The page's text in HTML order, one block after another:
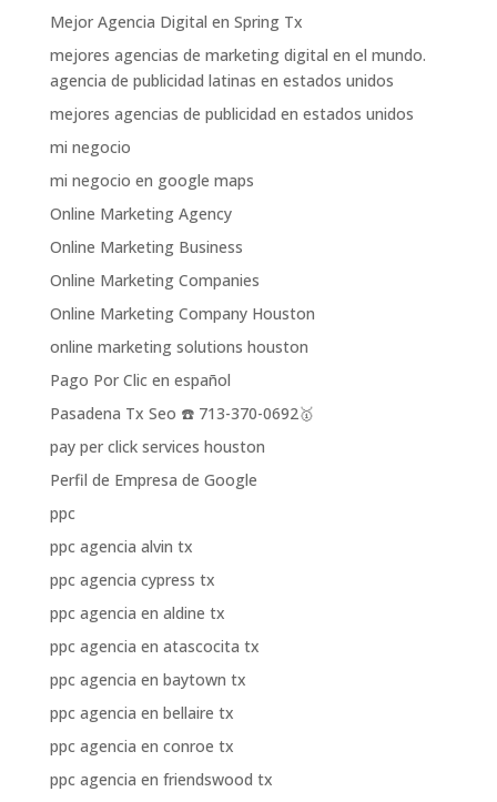
Mejor Agencia Digital en Spring Tx
mejores agencias de marketing digital en el mundo.
agencia de publicidad latinas en estados unidos
mejores agencias de publicidad en estados unidos
mi negocio
mi negocio en google maps
Online Marketing Agency
Online Marketing Business
Online Marketing Companies
Online Marketing Company Houston
online marketing solutions houston
Pago Por Clic en español
Pasadena Tx Seo ☎️ 713-370-0692🥇
pay per click services houston
Perfil de Empresa de Google
ppc
ppc agencia alvin tx
ppc agencia cypress tx
ppc agencia en aldine tx
ppc agencia en atascocita tx
ppc agencia en baytown tx
ppc agencia en bellaire tx
ppc agencia en conroe tx
ppc agencia en friendswood tx